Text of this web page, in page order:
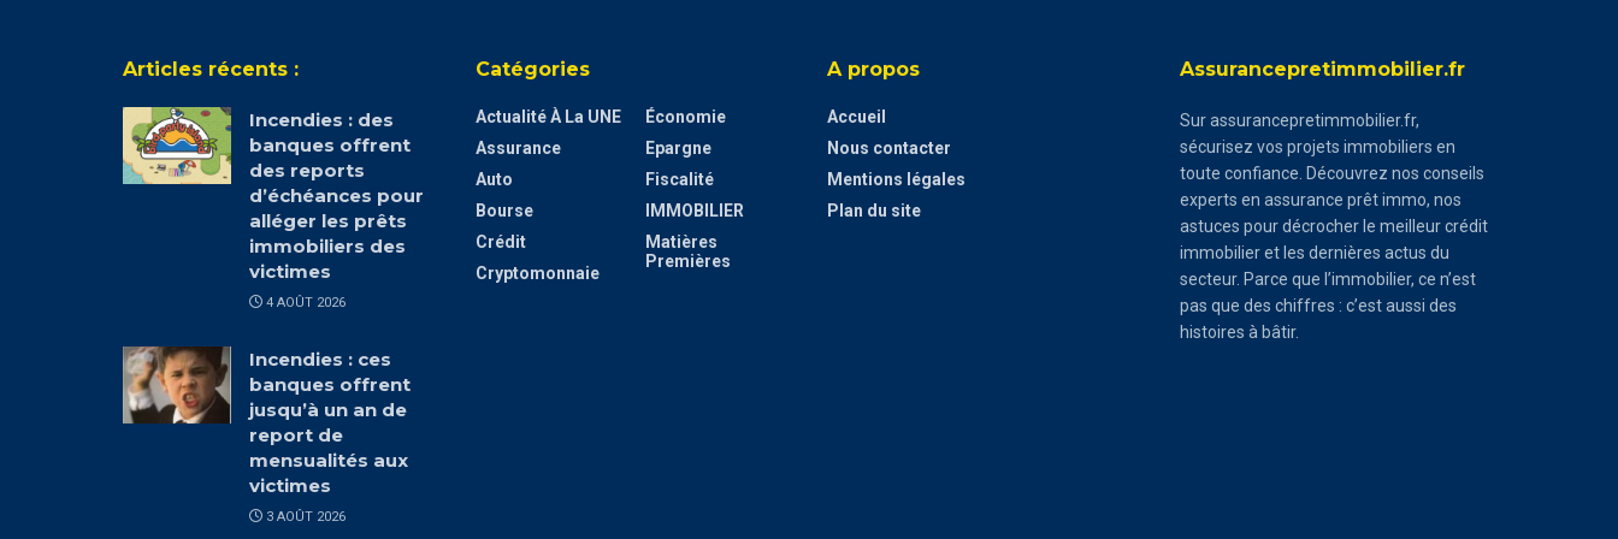
Articles récents :
Incendies : des
banques offrent
des reports
d’échéances pour
alléger les prêts
immobiliers des
victimes
4 AOÛT 2026
Incendies : ces
banques offrent
jusqu’à un an de
report de
mensualités aux
victimes
3 AOÛT 2026
Catégories
Actualité À La UNE
Assurance
Auto
Bourse
Crédit
Cryptomonnaie
Économie
Epargne
Fiscalité
IMMOBILIER
Matières
Premières
A propos
Accueil
Nous contacter
Mentions légales
Plan du site
Assurancepretimmobilier.fr
Sur assurancepretimmobilier.fr,
sécurisez vos projets immobiliers en
toute confiance. Découvrez nos conseils
experts en assurance prêt immo, nos
astuces pour décrocher le meilleur crédit
immobilier et les dernières actus du
secteur. Parce que l’immobilier, ce n’est
pas que des chiffres : c’est aussi des
histoires à bâtir.